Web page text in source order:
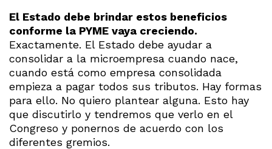
El Estado debe brindar estos beneficios
conforme la PYME vaya creciendo.
Exactamente. El Estado debe ayudar a
consolidar a la microempresa cuando nace,
cuando está como empresa consolidada
empieza a pagar todos sus tributos. Hay formas
para ello. No quiero plantear alguna. Esto hay
que discutirlo y tendremos que verlo en el
Congreso y ponernos de acuerdo con los
diferentes gremios.